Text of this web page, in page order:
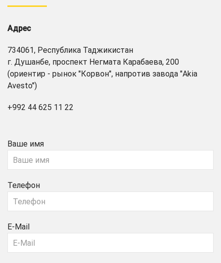
Адрес
734061, Республика Таджикистан
г. Душанбе, проспект Негмата Карабаева, 200
(ориентир - рынок "Корвон", напротив завода "Akia
Avesto")
+992 44 625 11 22
Ваше имя
Телефон
E-Mail